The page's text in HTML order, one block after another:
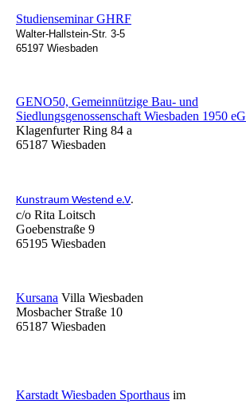
Studienseminar GHRF
Walter-Hallstein-Str. 3-5
65197 Wiesbaden
GENO50, Gemeinnützige Bau- und
Siedlungsgenossenschaft Wiesbaden 1950 eG
Klagenfurter Ring 84 a
65187 Wiesbaden
Kunstraum Westend e.V.
c/o Rita Loitsch
Goebenstraße 9
65195 Wiesbaden
Kursana Villa Wiesbaden
Mosbacher Straße 10
65187 Wiesbaden
Karstadt Wiesbaden Sporthaus im